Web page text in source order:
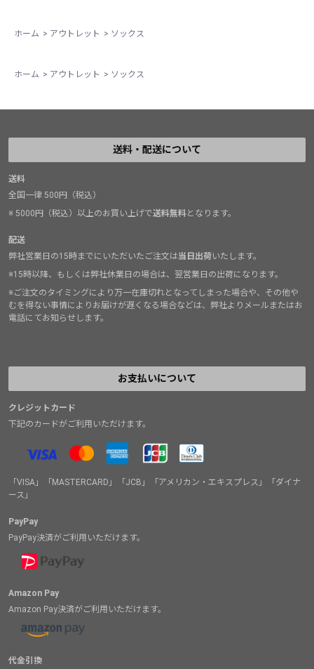
ホーム > アウトレット > ソックス
ホーム > アウトレット > ソックス
送料・配送について
送料
全国一律 500円（税込）
※ 5000円（税込）以上のお買い上げで送料無料となります。
配送
弊社営業日の15時までにいただいたご注文は当日出荷いたします。
※15時以降、もしくは弊社休業日の場合は、翌営業日の出荷になります。
※ご注文のタイミングにより万一在庫切れとなってしまった場合や、その他や
むを得ない事情によりお届けが遅くなる場合などは、弊社よりメールまたはお
電話にてお知らせします。
お支払いについて
クレジットカード
下記のカードがご利用いただけます。
「VISA」「MASTERCARD」「JCB」「アメリカン・エキスプレス」「ダイナ
ース」
PayPay
PayPay決済がご利用いただけます。
Amazon Pay
Amazon Pay決済がご利用いただけます。
代金引換